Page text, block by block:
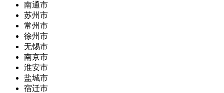
南通市
苏州市
常州市
徐州市
无锡市
南京市
淮安市
盐城市
宿迁市